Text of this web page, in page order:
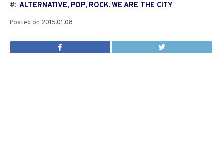
#: ALTERNATIVE, POP, ROCK, WE ARE THE CITY
Posted on 2015.01.08